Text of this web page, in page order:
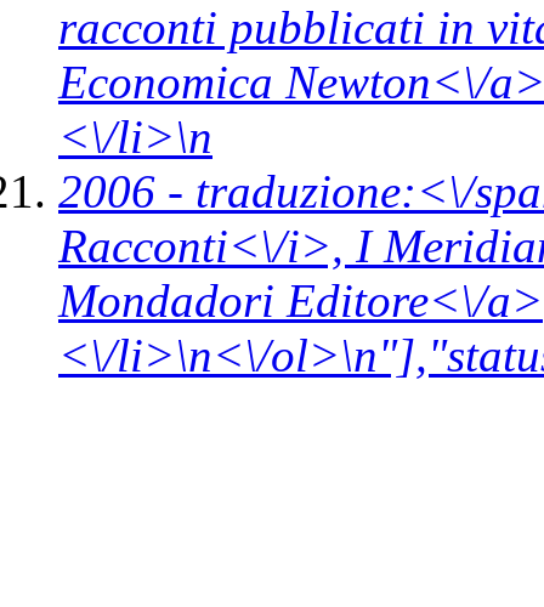
racconti pubblicati in
Economica Newton<\/
<\/li>\n
2006 - traduzione:<\/
Racconti<\/i>, I
Mondadori Editore<\/a>
<\/li>\n<\/